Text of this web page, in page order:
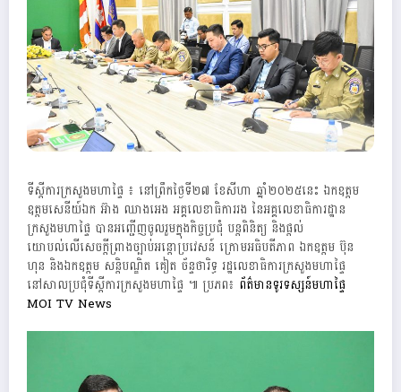
ទីស្ដីការក្រសួងមហាផ្ទៃ ៖ នៅព្រឹកថ្ងៃទី២៧ ខែសីហា ឆ្នាំ២០២៥នេះ ឯកឧត្តម
ឧត្តមសេនីយ៍ឯក អ៊ាង ឈាងអេង អគ្គលេខាធិការរង នៃអគ្គលេខាធិការដ្ឋាន
ក្រសួងមហាផ្ទៃ បានអញ្ជើញចូលរួមក្នុងកិច្ចប្រជុំ បន្តពិនិត្យ និងផ្តល់
យោបល់លើសេចក្តីព្រាងច្បាប់អន្តោប្រវេសន៍ ក្រោមអធិបតីភាព ឯកឧត្តម ប៊ុន
ហុន និងឯកឧត្តម សន្តិបណ្ឌិត គៀត ច័ន្ទថារិទ្ធ រដ្ឋលេខាធិការក្រសួងមហាផ្ទៃ
នៅសាលប្រជុំទីស្តីការក្រសួងមហាផ្ទៃ ៕ ប្រភព៖ ព័ត៌មានទូរទស្សន៍មហាផ្ទៃ
MOI TV News